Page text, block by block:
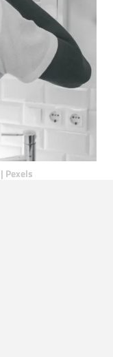
Pexels